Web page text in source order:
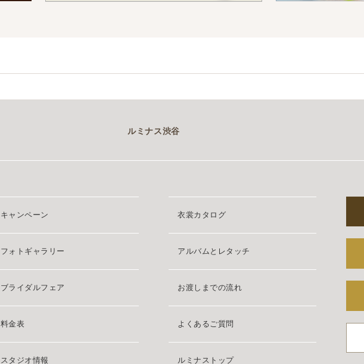
ルミナス渋谷
キャンペーン
フォトギャラリー
ブライダルフェア
料金表
スタジオ情報
衣裳カタログ
アルバムとレタッチ
お渡しまでの流れ
よくあるご質問
ルミナストップ